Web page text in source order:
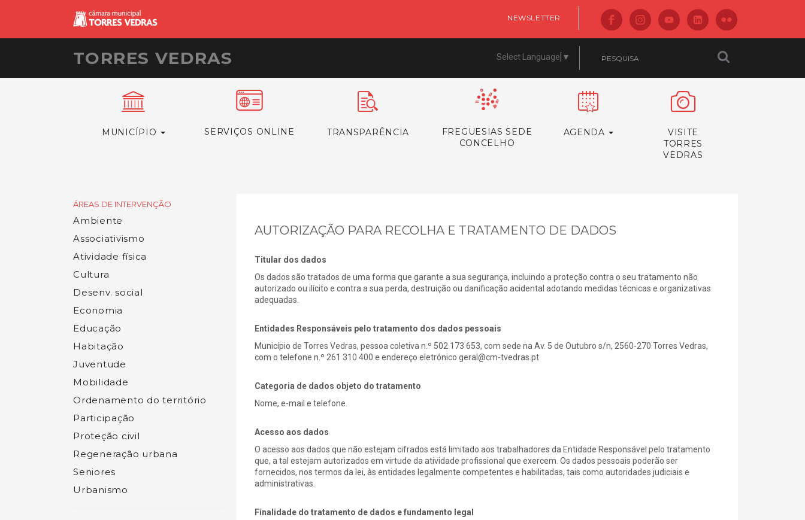
NEWSLETTER
TORRES VEDRAS Select Language ▼
MUNICÍPIO SERVIÇOS ONLINE TRANSPARÊNCIA
FREGUESIAS SEDE
CONCELHO
AGENDA
VISITE
TORRES
VEDRAS
ÁREAS DE INTERVENÇÃO
Ambiente
Associativismo
Atividade física
Cultura
Desenv. social
Economia
Educação
Habitação
Juventude
Mobilidade
Ordenamento do território
Participação
Proteção civil
Regeneração urbana
Seniores
Urbanismo
AUTORIZAÇÃO PARA RECOLHA E TRATAMENTO DE DADOS
Titular dos dados
Os dados são tratados de uma forma que garante a sua segurança, incluindo a proteção contra o seu tratamento não
autorizado ou ilícito e contra a sua perda, destruição ou danificação acidental adotando medidas técnicas e organizativas
adequadas.
Entidades Responsáveis pelo tratamento dos dados pessoais
Município de Torres Vedras, pessoa coletiva n.º 502 173 653, com sede na Av. 5 de Outubro s/n, 2560-270 Torres Vedras,
com o telefone n.º 261 310 400 e endereço eletrónico geral@cm-tvedras.pt
Categoria de dados objeto do tratamento
Nome, e-mail e telefone.
Acesso aos dados
O acesso aos dados que não estejam cifrados está limitado aos trabalhadores da Entidade Responsável pelo tratamento
que, a tal estejam autorizados em virtude da atividade profissional que exercem. Os dados pessoais poderão ser
fornecidos, nos termos da lei, às entidades legalmente competentes e habilitadas, tais como autoridades judiciais e
administrativas.
Finalidade do tratamento de dados e fundamento legal